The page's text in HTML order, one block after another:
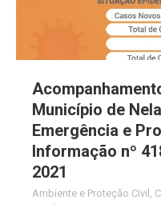
Município de
Emergência e
Informação nº
2021
Ambiente e Proteção Civil